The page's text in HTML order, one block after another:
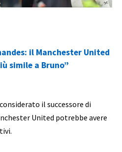
il Manchester United
simile a Bruno”
il successore di
United potrebbe avere